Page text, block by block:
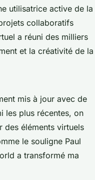
utilisatrice active de la
collaboratifs
a réuni des milliers
et la créativité de la
mis à jour avec de
les plus récentes, on
des éléments virtuels
le souligne Paul
a transformé ma